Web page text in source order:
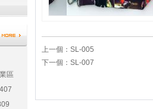
區
上一個： SL-005
下一個： SL-007